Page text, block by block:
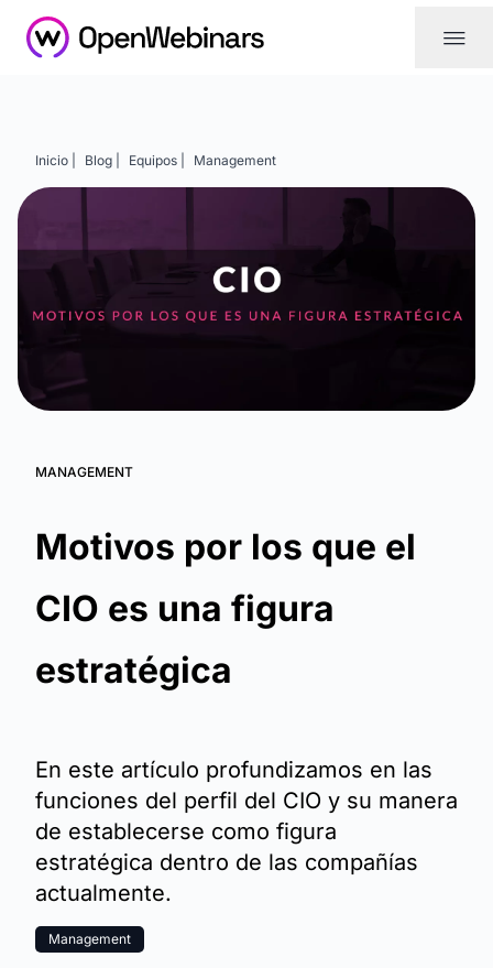
|||
Inicio | Blog | Equipos | Management
MANAGEMENT
Motivos por los que el
CIO es una figura
estratégica
En este artículo profundizamos en las
funciones del perfil del CIO y su manera
de establecerse como figura
estratégica dentro de las compañías
actualmente.
Management